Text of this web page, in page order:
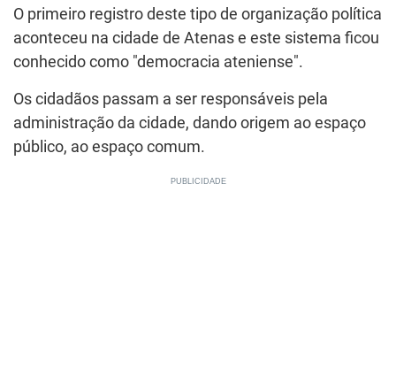
O primeiro registro deste tipo de organização política
aconteceu na cidade de Atenas e este sistema ficou
conhecido como "democracia ateniense".
Os cidadãos passam a ser responsáveis pela
administração da cidade, dando origem ao espaço
público, ao espaço comum.